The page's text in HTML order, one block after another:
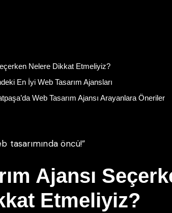
Nelere Dikkat Etmeliyiz?
En İyi Web Tasarım Ajansları
Web Tasarım Ajansı Arayanlara Öneriler
tasarımında öncü!”
Ajansı
Etmeliyiz?